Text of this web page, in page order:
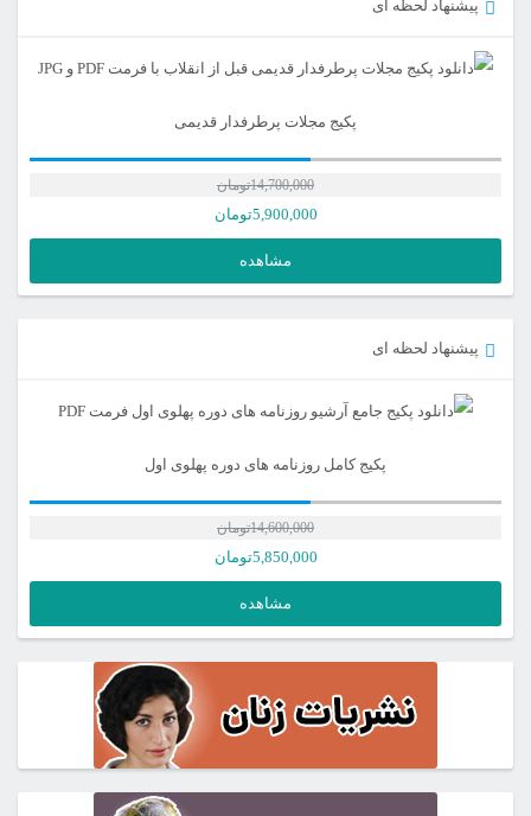
پیشنهاد لحظه ای
پکیج مجلات پرطرفدار قدیمی
14,700,000تومان
5,900,000تومان
مشاهده
پیشنهاد لحظه ای
پکیج کامل روزنامه های دوره پهلوی اول
14,600,000تومان
14,600,000تومان
5,850,000تومان
فعلی
5,850,000تومان
مشاهده